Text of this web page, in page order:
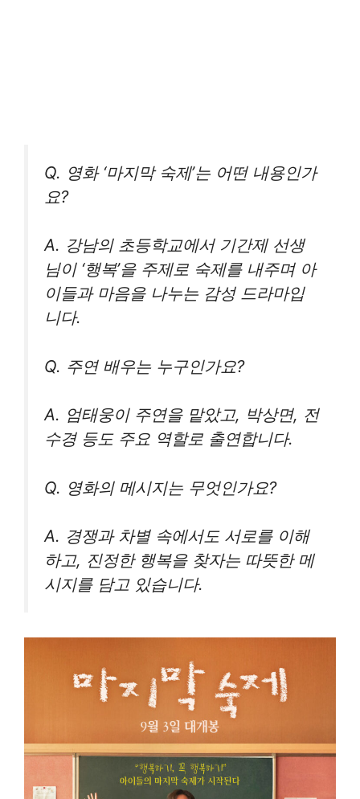
Q. 영화 ‘마지막 숙제’는 어떤 내용인가
요?
A. 강남의 초등학교에서 기간제 선생
님이 ‘행복’을 주제로 숙제를 내주며 아
이들과 마음을 나누는 감성 드라마입
니다.
Q. 주연 배우는 누구인가요?
A. 엄태웅이 주연을 맡았고, 박상면, 전
수경 등도 주요 역할로 출연합니다.
Q. 영화의 메시지는 무엇인가요?
A. 경쟁과 차별 속에서도 서로를 이해
하고, 진정한 행복을 찾자는 따뜻한 메
시지를 담고 있습니다.